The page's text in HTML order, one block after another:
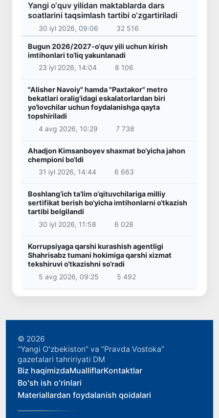
Yangi o‘quv yilidan maktablarda dars
soatlarini taqsimlash tartibi o‘zgartiriladi
30 iyl 2026, 09:06 32 516
Bugun 2026/2027-o‘quv yili uchun kirish
imtihonlari to‘liq yakunlanadi
23 iyl 2026, 14:04
8 106
"Alisher Navoiy" hamda "Paxtakor" metro
bekatlari oralig‘idagi eskalatorlardan biri
yo‘lovchilar uchun foydalanishga qayta
topshiriladi
4 avg 2026, 10:29
7 738
Ahadjon Kimsanboyev shaxmat bo‘yicha jahon
chempioni bo‘ldi
31 iyl 2026, 14:44
6 663
Boshlang‘ich ta’lim o‘qituvchilariga milliy
sertifikat berish bo‘yicha imtihonlarni o‘tkazish
tartibi belgilandi
30 iyl 2026, 11:58
6 028
Korrupsiyaga qarshi kurashish agentligi
Shahrisabz tumani hokimiga qarshi xizmat
tekshiruvi o‘tkazishni so‘radi
5 avg 2026, 09:25
5 492
© 2026
“Yangi Oʻzbekiston” va “Pravda Vostoka”
gazetalari tahririyati DM
Biz haqimizdaMualliflarKontaktlar
Boʻsh ish oʻrinlari
Materiallardan foydalanish qoidalari